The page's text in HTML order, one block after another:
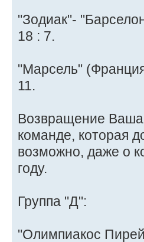
"Зодиак"-
18 : 7.
"Марсель"
11.
Возвращение
команде, которая
возможно, даже о
году.
Группа "Д":
"Олимпиакос